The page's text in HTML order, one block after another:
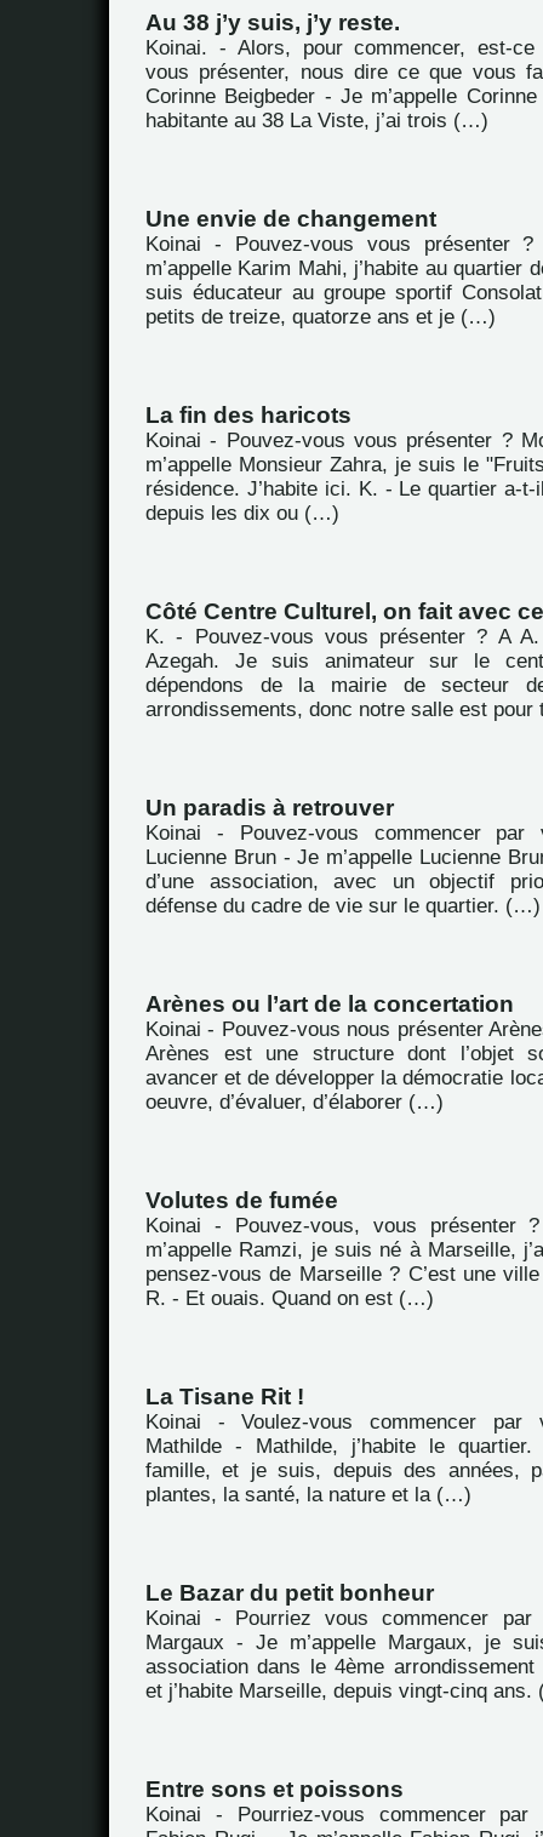
Au 38 j’y suis, j’y reste.
Koinai. - Alors, pour commencer, est-
vous présenter, nous dire ce que vous
Corinne Beigbeder - Je m’appelle
habitante au 38 La Viste, j’ai trois (…)
Une envie de changement
Koinai - Pouvez-vous vous présenter
m’appelle Karim Mahi, j’habite au quartier
suis éducateur au groupe sportif
petits de treize, quatorze ans et je (…)
La fin des haricots
Koinai - Pouvez-vous vous présenter ?
m’appelle Monsieur Zahra, je suis le
résidence. J’habite ici. K. - Le quartier a-t-
depuis les dix ou (…)
Côté Centre Culturel, on fait avec
K. - Pouvez-vous vous présenter ? A
Azegah. Je suis animateur sur le
dépendons de la mairie de secteur
arrondissements, donc notre salle est
Un paradis à retrouver
Koinai - Pouvez-vous commencer par
Lucienne Brun - Je m’appelle Lucienne
d’une association, avec un objectif
défense du cadre de vie sur le quartier. (…)
Arènes ou l’art de la concertation
Koinai - Pouvez-vous nous présenter
Arènes est une structure dont l’objet
avancer et de développer la démocratie
oeuvre, d’évaluer, d’élaborer (…)
Volutes de fumée
Koinai - Pouvez-vous, vous présenter
m’appelle Ramzi, je suis né à Marseille,
pensez-vous de Marseille ? C’est une
R. - Et ouais. Quand on est (…)
La Tisane Rit !
Koinai - Voulez-vous commencer par
Mathilde - Mathilde, j’habite le
famille, et je suis, depuis des années,
plantes, la santé, la nature et la (…)
Le Bazar du petit bonheur
Koinai - Pourriez vous commencer
Margaux - Je m’appelle Margaux, je
association dans le 4ème arrondissement
et j’habite Marseille, depuis vingt-cinq
Entre sons et poissons
Koinai - Pourriez-vous commencer